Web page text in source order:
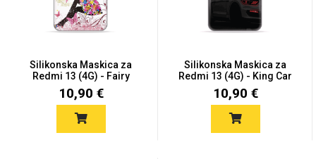
Silikonska Maskica za
Redmi 13 (4G) - Fairy
10,90 €
Silikonska Maskica za
Redmi 13 (4G) - King Car
10,90 €